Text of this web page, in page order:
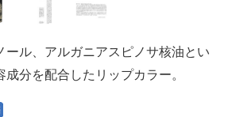
ール、アルガニアスピノサ核油とい
分を配合したリップカラー。